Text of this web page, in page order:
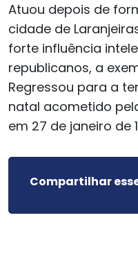
Atuou depois de
cidade de
forte influência
republicanos, a
Regressou para a
natal acometido
em 27 de janeiro de
Compartilhar